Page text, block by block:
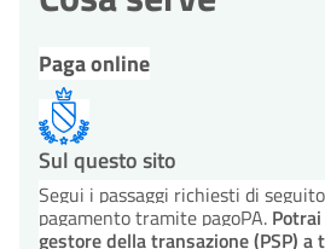
Paga online
Sul questo sito
Segui i passaggi richiesti di
pagamento tramite pagoPA.
gestore della transazione (PSP) a